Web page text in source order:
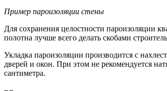
Пример пароизоляции стены
Для сохранения целостности пароизоляции
полотна лучше всего делать скобами
Укладка пароизоляции производится с
дверей и окон. При этом не рекомендуется
сантиметра.